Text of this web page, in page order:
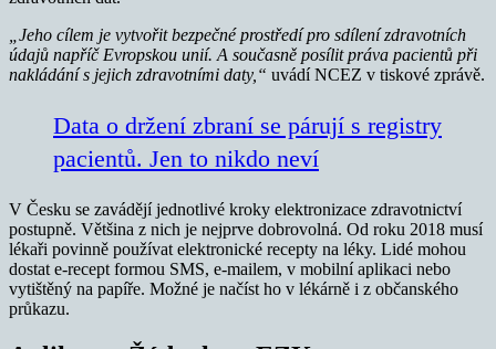
„Jeho cílem je vytvořit bezpečné prostředí pro sdílení zdravotních
údajů napříč Evropskou unií. A současně posílit práva pacientů při
nakládání s jejich zdravotními daty,“ uvádí NCEZ v tiskové zprávě.
Data o držení zbraní se párují s registry
pacientů. Jen to nikdo neví
V Česku se zavádějí jednotlivé kroky elektronizace zdravotnictví
postupně. Většina z nich je nejprve dobrovolná. Od roku 2018 musí
lékaři povinně používat elektronické recepty na léky. Lidé mohou
dostat e-recept formou SMS, e-mailem, v mobilní aplikaci nebo
vytištěný na papíře. Možné je načíst ho v lékárně i z občanského
průkazu.